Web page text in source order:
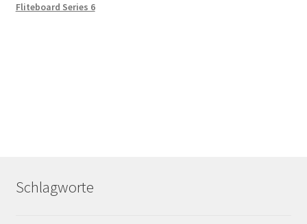
Fliteboard Series 6
Schlagworte